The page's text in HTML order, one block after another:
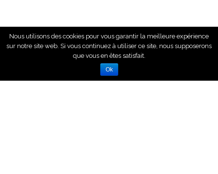
Nous utilisons des cookies pour vous garantir la meilleure expérience
sur notre site web. Si vous continuez à utiliser ce site, nous supposerons
que vous en êtes satisfait.
Ok